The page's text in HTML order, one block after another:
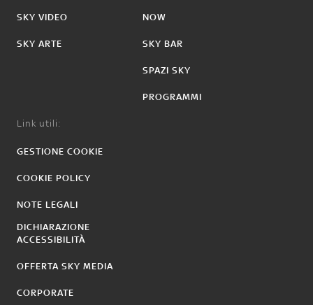
SKY VIDEO
SKY ARTE
NOW
SKY BAR
SPAZI SKY
PROGRAMMI
Link utili:
GESTIONE COOKIE
COOKIE POLICY
NOTE LEGALI
DICHIARAZIONE
ACCESSIBILITÀ
OFFERTA SKY MEDIA
CORPORATE